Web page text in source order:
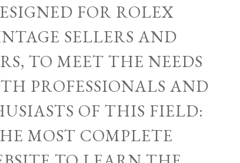
FOR ROLEX
SELLERS AND
TO MEET THE NEEDS
PROFESSIONALS AND
OF THIS FIELD:
MOST COMPLETE